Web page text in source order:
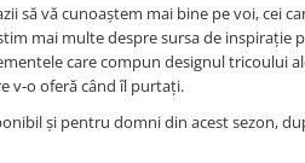
să vă cunoaștem mai bine pe voi, cei
mai multe despre sursa de
care compun designul tricoului
v-o oferă când îl purtați.
și pentru domni din acest sezon,